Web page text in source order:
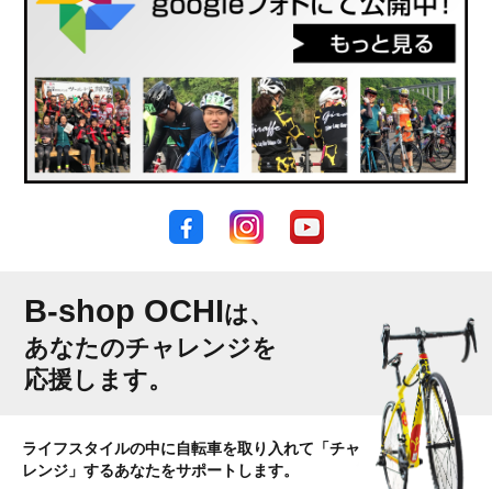
B-shop OCHIは、
あなたのチャレンジを
応援します。
ライフスタイルの中に自転車を取り入れて「チャ
レンジ」するあなたをサポートします。